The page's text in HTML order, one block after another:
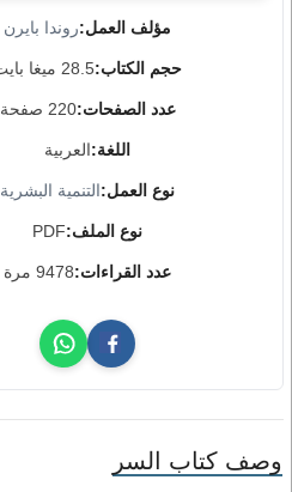
مؤلف العمل:روندا بايرن
حجم الكتاب:28.5 ميغا بايت
عدد الصفحات:220 صفحة
اللغة:العربية
نوع العمل:التنمية البشرية
نوع الملف:PDF
عدد القراءات:9478 مرة
وصف كتاب السر